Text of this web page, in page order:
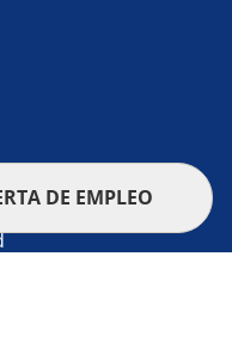
DE EMPLEO